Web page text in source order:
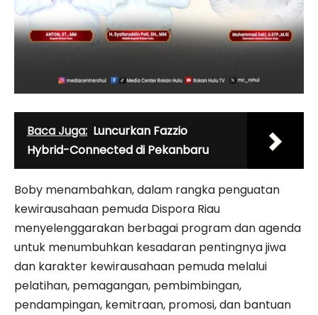
Baca Juga: Luncurkan Fazzio
Hybrid-Connected di Pekanbaru
Boby menambahkan, dalam rangka penguatan
kewirausahaan pemuda Dispora Riau
menyelenggarakan berbagai program dan agenda
untuk menumbuhkan kesadaran pentingnya jiwa
dan karakter kewirausahaan pemuda melalui
pelatihan, pemagangan, pembimbingan,
pendampingan, kemitraan, promosi, dan bantuan